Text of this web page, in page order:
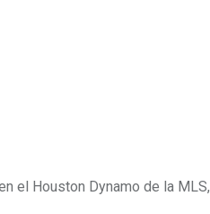
el Houston Dynamo de la MLS,